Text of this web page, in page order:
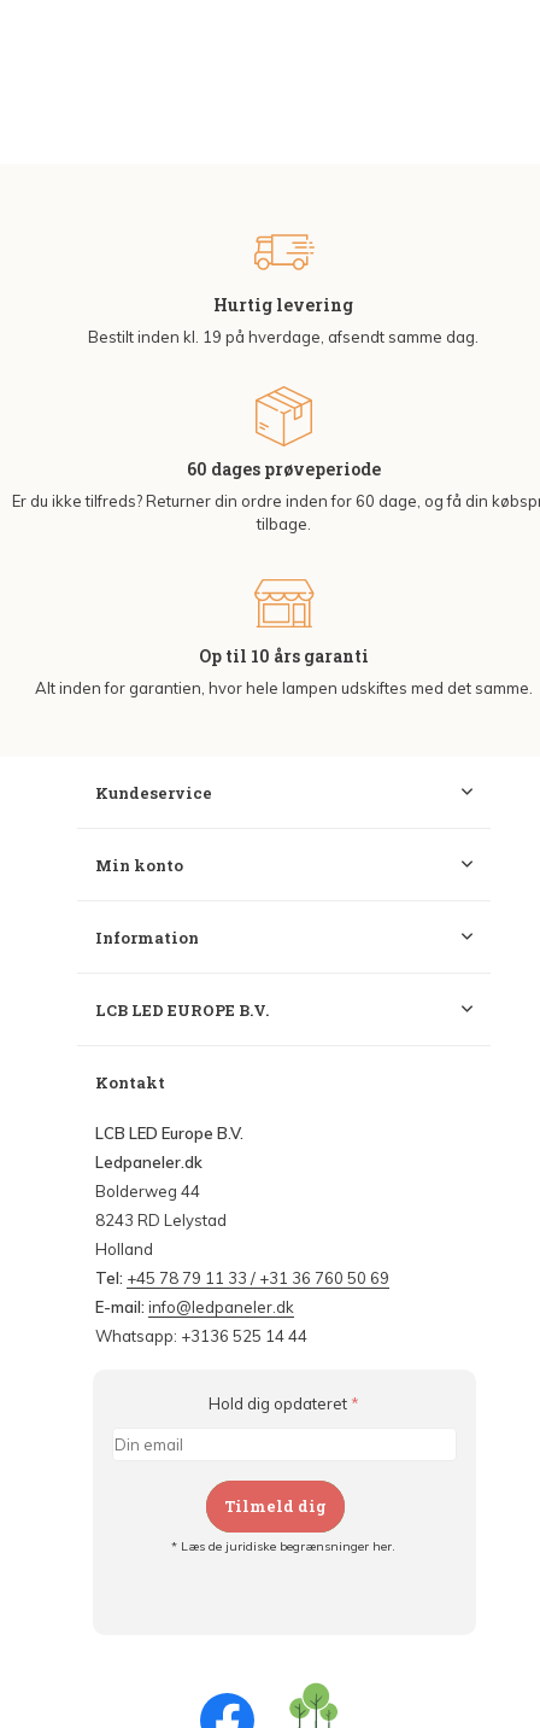
Hurtig levering
Bestilt inden kl. 19 på hverdage, afsendt samme dag.
60 dages prøveperiode
Er du ikke tilfreds? Returner din ordre inden for 60 dage, og få din
tilbage.
Op til 10 års garanti
Alt inden for garantien, hvor hele lampen udskiftes med det samme.
Kundeservice
Min konto
Information
LCB LED EUROPE B.V.
Kontakt
LCB LED Europe B.V.
Ledpaneler.dk
Bolderweg 44
8243 RD Lelystad
Holland
Tel: +45 78 79 11 33 / +31 36 760 50 69
E-mail: info@ledpaneler.dk
Whatsapp: +3136 525 14 44
Hold dig opdateret *
Tilmeld dig
* Læs de juridiske begrænsninger her.